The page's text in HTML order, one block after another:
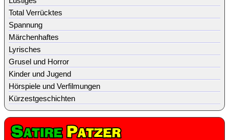
Total Verrücktes
Spannung
Märchenhaftes
Lyrisches
Grusel und Horror
Kinder und Jugend
Hörspiele und Verfilmungen
Kürzestgeschichten